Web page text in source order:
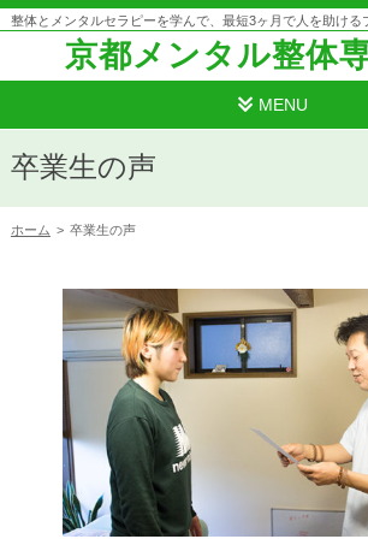
整体とメンタルセラピーを学んで、最短3ヶ月で人を助ける
京都メンタル整体
MENU
卒業生の声
ホーム > 卒業生の声